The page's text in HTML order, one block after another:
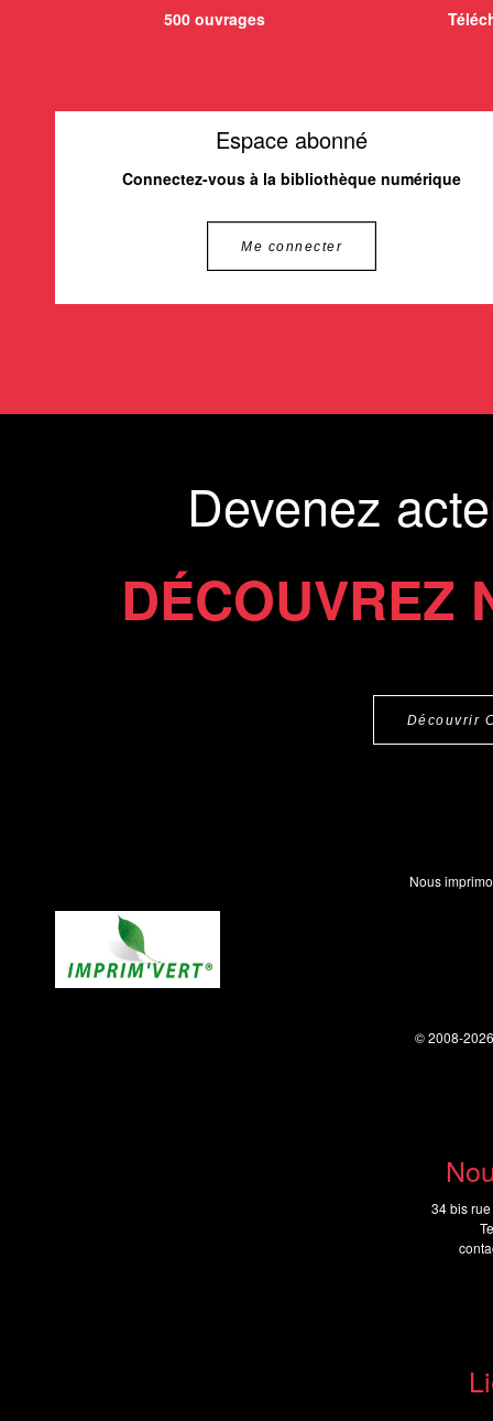
500 ouvrages
Espace abonné
Connectez-vous à la bibliothèque numérique
Me connecter
Devenez
DÉCOUVREZ
Découvrir
34 bis
Nous
© 2008-